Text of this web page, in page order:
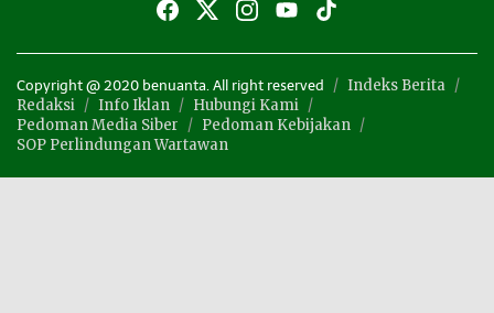
Copyright @ 2020 benuanta. All right reserved
Indeks Berita
Redaksi
Info Iklan
Hubungi Kami
Pedoman Media Siber
Pedoman Kebijakan
SOP Perlindungan Wartawan